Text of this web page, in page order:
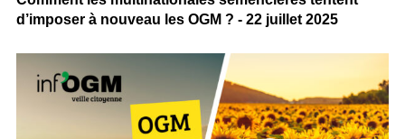
d’imposer à nouveau les OGM ? - 22 juillet 2025